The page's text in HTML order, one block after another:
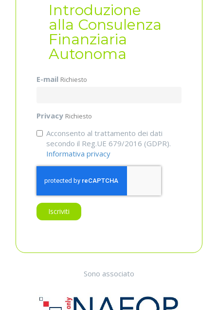
Introduzione
alla Consulenza
Finanziaria
Autonoma
E-mail Richiesto
Privacy Richiesto
Acconsento al trattamento dei dati
secondo il Reg.UE 679/2016 (GDPR).
Informativa privacy
Sono associato